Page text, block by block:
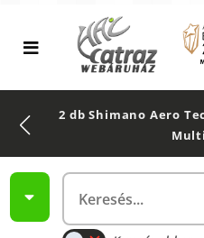
2 db Shimano Aero